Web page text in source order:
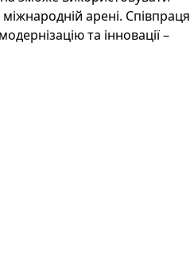
арені. Співпраця
та інновації –